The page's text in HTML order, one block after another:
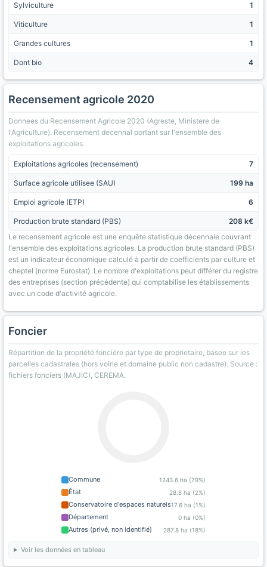
Sylviculture 1
Viticulture 1
Grandes cultures 1
Dont bio 4
Recensement agricole 2020
Donnees du Recensement Agricole 2020 (Agreste, Ministere de
l'Agriculture). Recensement decennal portant sur l'ensemble des
exploitations agricoles.
Exploitations agricoles (recensement) 7
Surface agricole utilisee (SAU) 199 ha
Emploi agricole (ETP) 6
Production brute standard (PBS)
208 k€
Le recensement agricole est une enquête statistique décennale couvrant
l'ensemble des exploitations agricoles. La production brute standard (PBS)
est un indicateur économique calculé à partir de coefficients par culture et
cheptel (norme Eurostat). Le nombre d'exploitations peut différer du registre
des entreprises (section précédente) qui comptabilise les établissements
avec un code d'activité agricole.
Foncier
Répartition de la propriété foncière par type de proprietaire, basee sur les
parcelles cadastrales (hors voirie et domaine public non cadastre). Source :
fichiers fonciers (MAJIC), CEREMA.
Commune 1243.6 ha (79%)
État 28.8 ha (2%)
Conservatoire d'espaces naturels17.6 ha (1%)
Département 0 ha (0%)
Autres (privé, non identifié) 287.8 ha (18%)
Voir les données en tableau